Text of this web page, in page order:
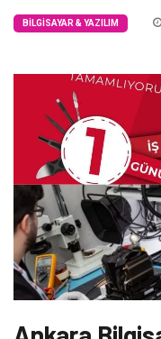
BILGISAYAR & YAZILIM